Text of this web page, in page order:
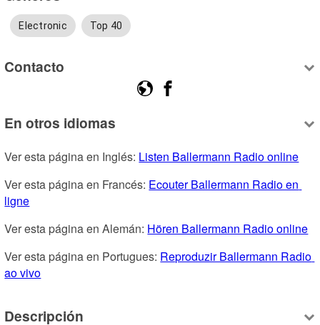
Electronic Top 40
Contacto
En otros idiomas
Ver esta página en Inglés: Listen Ballermann Radio online
Ver esta página en Francés: Ecouter Ballermann Radio en
ligne
Ver esta página en Alemán: Hören Ballermann Radio online
Ver esta página en Portugues: Reproduzir Ballermann Radio
ao vivo
Descripción